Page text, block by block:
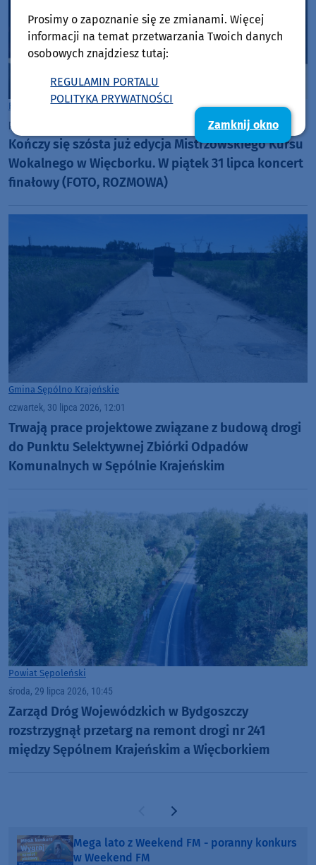
Rozmowy w Weekend FMGmina Więcbork
piątek, 31 lipca 2026, 09:25
Kończy się szósta już edycja Mistrzowskiego Kursu
Wokalnego w Więcborku. W piątek 31 lipca koncert
finałowy (FOTO, ROZMOWA)
Gmina Sępólno Krajeńskie
czwartek, 30 lipca 2026, 12:01
Trwają prace projektowe związane z budową drogi
do Punktu Selektywnej Zbiórki Odpadów
Komunalnych w Sępólnie Krajeńskim
Powiat Sępoleński
środa, 29 lipca 2026, 10:45
Zarząd Dróg Wojewódzkich w Bydgoszczy
rozstrzygnął przetarg na remont drogi nr 241
między Sępólnem Krajeńskim a Więcborkiem
Poprzednia strona
Następna strona
Mega lato z Weekend FM - poranny konkurs
w Weekend FM
Prosimy o zapoznanie się ze zmianami. Więcej
informacji na temat przetwarzania Twoich danych
osobowych znajdziesz tutaj:
REGULAMIN PORTALU
POLITYKA PRYWATNOŚCI
Zamknij okno